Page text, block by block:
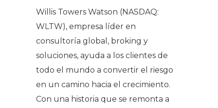
Willis Towers Watson (NASDAQ:
WLTW), empresa líder en
consultoría global, broking y
soluciones, ayuda a los clientes de
todo el mundo a convertir el riesgo
en un camino hacia el crecimiento.
Con una historia que se remonta a